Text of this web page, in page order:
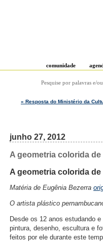
comunidade
Pesquise por palavras e/
« Resposta do Ministério da
junho 27, 2012
A geometria colorida
A geometria colorida de
Matéria de Eugênia Bezerra
O artista plástico
Desde os 12 anos estudando
pintura, desenho, escultura e
feitos por ele durante este